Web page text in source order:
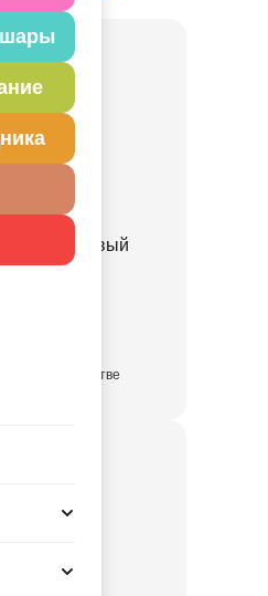
розовый
количестве